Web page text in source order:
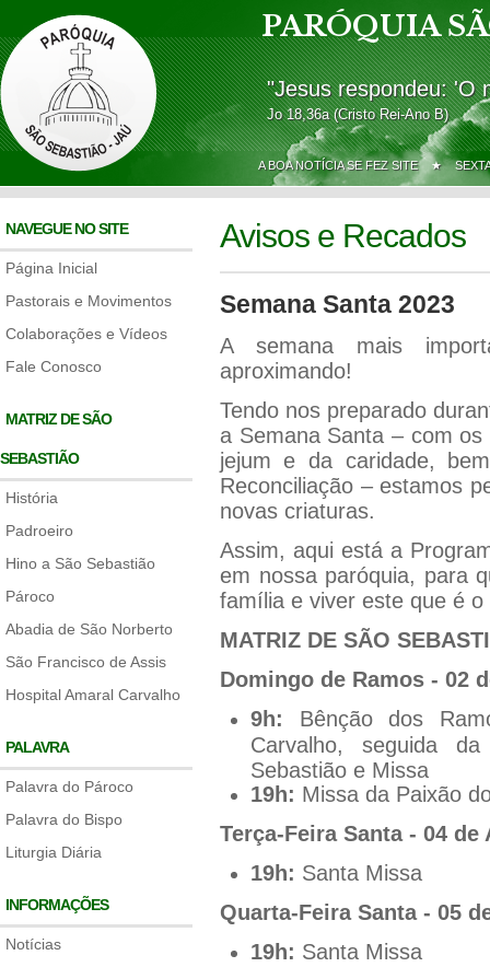
PARÓQUIA
"Jesus respondeu: 'O
Jo 18,36a (Cristo Rei-Ano B)
A BOA NOTÍCIA SE FEZ SITE ★
NAVEGUE NO SITE
Página Inicial
Pastorais e Movimentos
Colaborações e Vídeos
Fale Conosco
MATRIZ DE SÃO
SEBASTIÃO
História
Padroeiro
Hino a São Sebastião
Pároco
Abadia de São Norberto
São Francisco de Assis
Hospital Amaral Carvalho
PALAVRA
Palavra do Pároco
Palavra do Bispo
Liturgia Diária
INFORMAÇÕES
Notícias
Avisos e Recados
Semana Santa 2023
A semana mais
aproximando!
Tendo nos preparado
a Semana Santa – com
jejum e da caridade,
Reconciliação – estamos
novas criaturas.
Assim, aqui está a
em nossa paróquia, para
família e viver este que é
MATRIZ DE SÃO
Domingo de Ramos - 02
9h: Bênção dos
Carvalho, seguida
Sebastião e Missa
19h: Missa da Paixão
Terça-Feira Santa - 04 de
19h: Santa Missa
Quarta-Feira Santa - 05
19h: Santa Missa